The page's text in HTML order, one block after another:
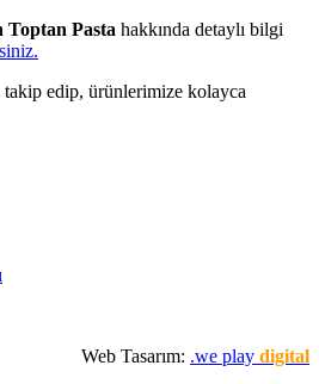
Toptan Pasta hakkında detaylı bilgi
edip, ürünlerimize kolayca
Web Tasarım: .we play digital